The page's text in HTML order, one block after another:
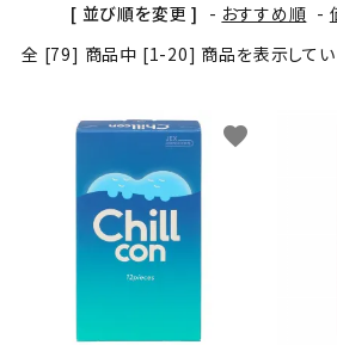
アパレル
セルフプレジャー
サポートグッズ
サプリメント・ドリンク
[ 並び順を変更 ] - おすすめ順 -
全 [79] 商品中 [1-20] 商品を表示してい
favorite